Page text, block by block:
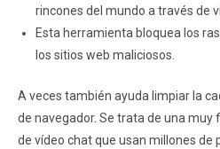
rincones del mundo a través de
Esta herramienta bloquea los
los sitios web maliciosos.
A veces también ayuda limpiar la
de navegador. Se trata de una
de vídeo chat que usan millones de